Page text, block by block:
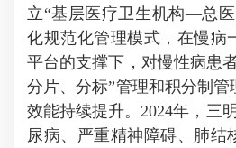
立“基层医疗卫生机构—总
化规范化管理模式，在慢病
平台的支撑下，对慢性病患
分片、分标”管理和积分制
效能持续提升。2024年，三
尿病、严重精神障碍、肺结